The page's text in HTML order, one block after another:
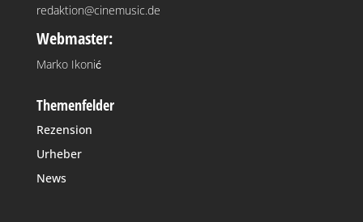
redaktion@cinemusic.de
Webmaster:
Marko Ikonić
Themenfelder
Rezension
Urheber
News